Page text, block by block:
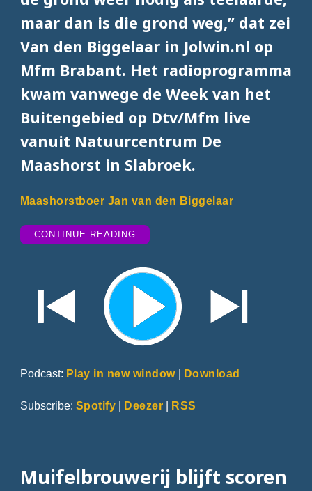
maar dan is die grond weg,” dat zei
Van den Biggelaar in Jolwin.nl op
Mfm Brabant. Het radioprogramma
kwam vanwege de Week van het
Buitengebied op Dtv/Mfm live
vanuit Natuurcentrum De
Maashorst in Slabroek.
Maashorstboer Jan van den Biggelaar
CONTINUE READING“BOER:
‘STOP
Podcast: Play in new window| Download
Subscribe: Spotify Deezer RSS
Muifelbrouwerij blijft scoren